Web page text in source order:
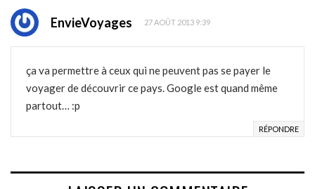
EnvieVoyages 27 AOÛT 2013 9:39
ça va permettre à ceux qui ne peuvent pas se payer le
voyager de découvrir ce pays. Google est quand même
partout… :p
RÉPONDRE